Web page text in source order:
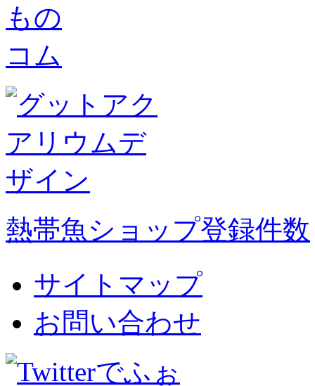
熱帯魚ショップ登録件数
サイトマップ
お問い合わせ